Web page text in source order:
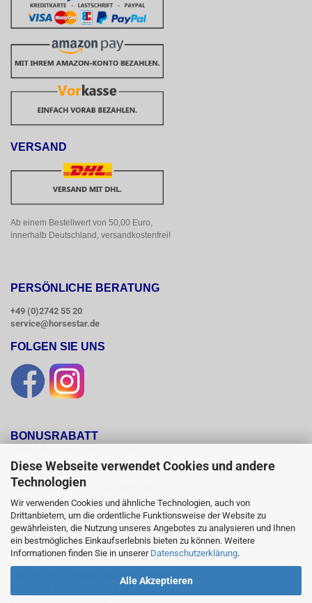
Diese Webseite verwendet Cookies und andere
Technologien
Wir verwenden Cookies und ähnliche Technologien, auch von
Drittanbietern, um die ordentliche Funktionsweise der Website zu
gewährleisten, die Nutzung unseres Angebotes zu analysieren und Ihnen
ein bestmögliches Einkaufserlebnis bieten zu können. Weitere
Informationen finden Sie in unserer Datenschutzerklärung.
Alle Akzeptieren
VERSAND
Ab einem Bestellwert von 50,00 Euro,
innerhalb Deutschland, versandkostenfrei!
PERSÖNLICHE BERATUNG
+49 (0)2742 55 20
service@horsestar.de
FOLGEN SIE UNS
BONUSRABATT
Bonusrabatt.
Ab einem Bestellwert von 250,00 Euro
erhalten Sie 10 %, ab einem Bestellwert
von 500,00 Euro erhalten Sie 12% und ab
einem  Bestellwert von 1500,00 Euro
15 % Bonusrabatt auf reguläre Ware.
Reduzierte Artikel und Sättel sind vom
Bonusrabattsystem ausgeschlossen.
erreicht haben, erhalten Sie für alle weiteren